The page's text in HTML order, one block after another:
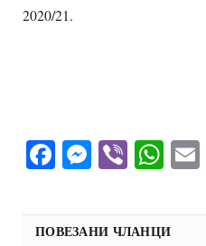
2020/21.
FacebookViber
ПОВЕЗАНИ ЧЛАНЦИ